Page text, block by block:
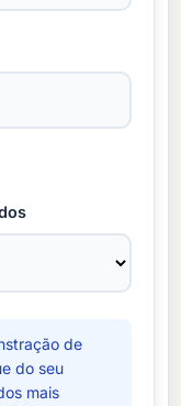
de
do seu
mais